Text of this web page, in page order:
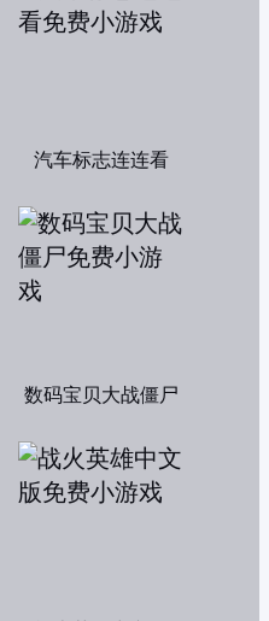
汽车标志连连看
数码宝贝大战僵尸